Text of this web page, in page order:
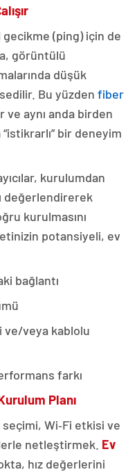
gecikme (ping) için de
görüntülü
düşük
Bu yüzden fiber
ve aynı anda birden
“istikrarlı” bir deneyim
kurulumdan
değerlendirerek
kurulmasını
potansiyeli, ev
bağlantı
ve/veya kablolu
farkı
Planı
Wi‑Fi etkisi ve
netleştirmek. Ev
hız değerlerini